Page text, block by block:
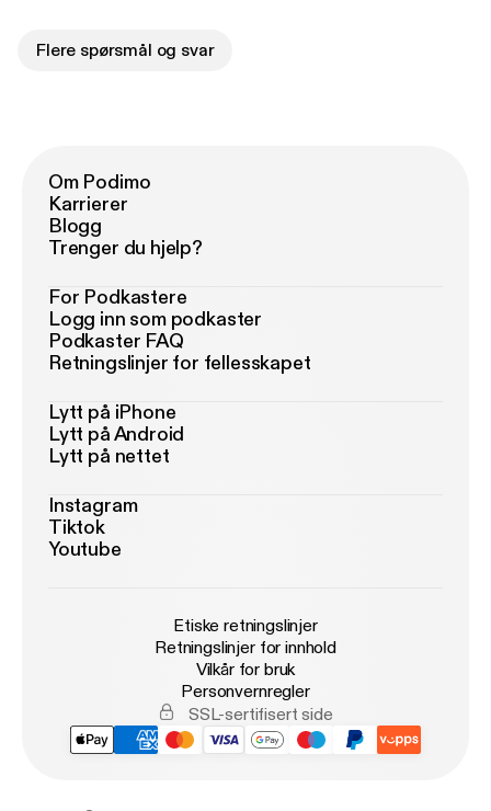
Flere spørsmål og svar
Om Podimo
Karrierer
Blogg
Trenger du hjelp?
For Podkastere
Logg inn som podkaster
Podkaster FAQ
Retningslinjer for fellesskapet
Lytt på iPhone
Lytt på Android
Lytt på nettet
Instagram
Tiktok
Youtube
Etiske retningslinjer
Retningslinjer for innhold
Vilkår for bruk
Personvernregler
SSL-sertifisert side